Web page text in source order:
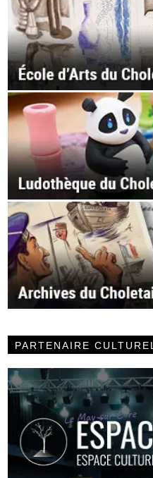
PARTENAIRE CULTUREL